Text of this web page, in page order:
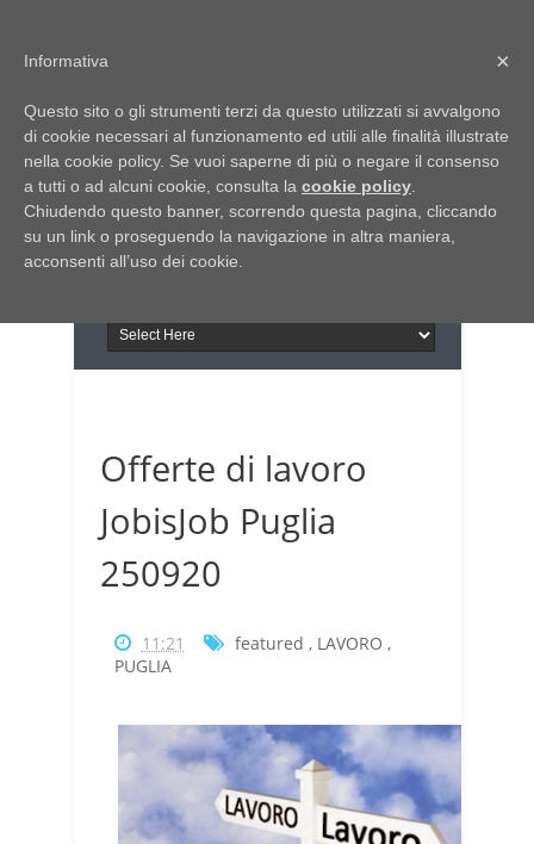
Italia Notizie
Giornale di Basilicata
Giornale di Puglia
INFORMAPUGLIA
Il portale n.1 del lavoro
in Puglia
Offerte di lavoro
JobisJob Puglia
250920
11:21 featured , LAVORO ,
PUGLIA
×
Informativa
Questo sito o gli strumenti terzi da questo utilizzati si avvalgono
di cookie necessari al funzionamento ed utili alle finalità illustrate
nella cookie policy. Se vuoi saperne di più o negare il consenso
a tutti o ad alcuni cookie, consulta la cookie policy
Chiudendo questo banner, scorrendo questa pagina, cliccando
su un link o proseguendo la navigazione in altra maniera,
acconsenti all’uso dei cookie.